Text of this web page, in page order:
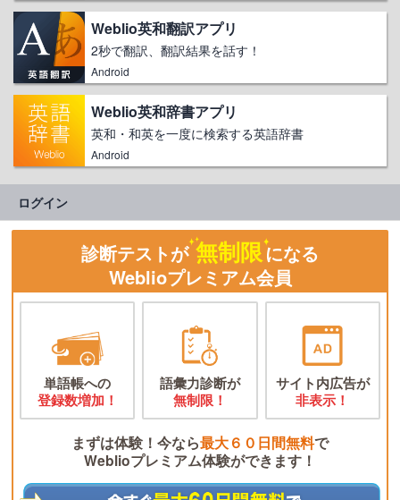
Weblio英和翻訳アプリ
2秒で翻訳、翻訳結果を話す！
Android
Weblio英和辞書アプリ
英和・和英を一度に検索する英語辞書
Android
ログイン
診断テストが 無制限になる
Weblioプレミアム会員
単語帳への
登録数増加！
語彙力診断が
無制限！
サイト内広告が
非表示！
まずは体験！今なら最大６０日間無料で
Weblioプレミアム体験ができます！